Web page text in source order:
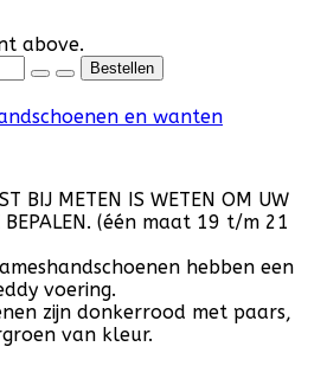
above.
en wanten
BIJ METEN IS WETEN OM UW
BEPALEN. (één maat 19 t/m 21
hebben een
voering.
zijn donkerrood met paars,
van kleur.